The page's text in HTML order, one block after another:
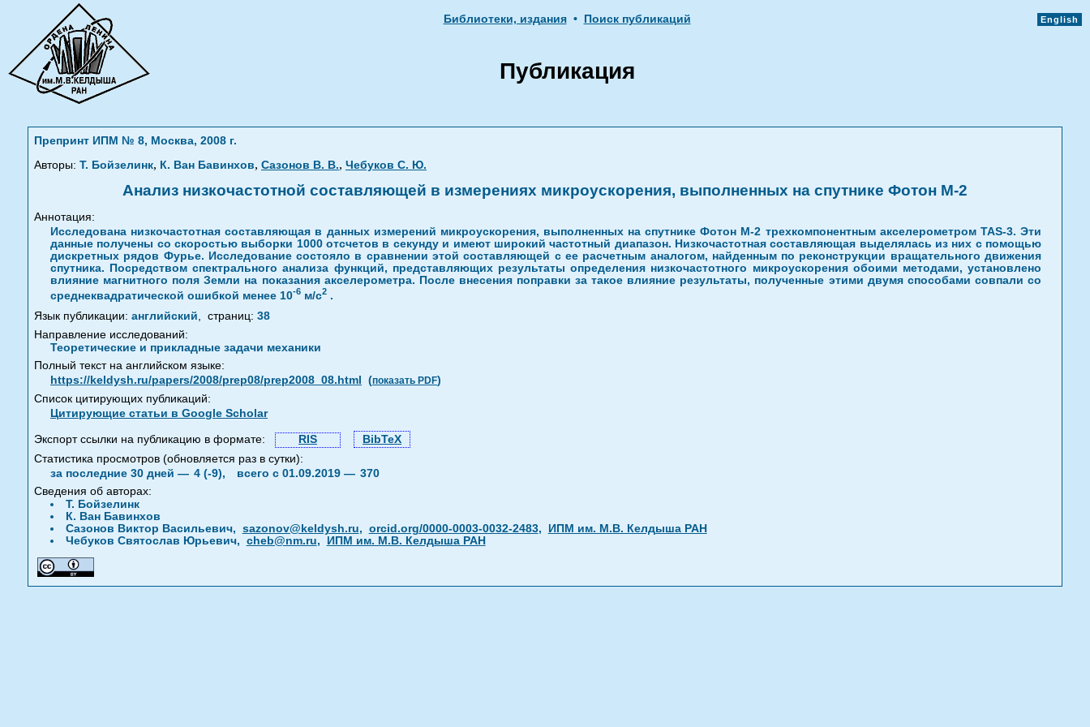
Библиотеки, издания • Поиск публикаций English
Публикация
Препринт ИПМ № 8, Москва, 2008 г.
Авторы: Т. Бойзелинк, К. Ван Бавинхов, Сазонов В. В., Чебуков С. Ю.
Анализ низкочастотной составляющей в измерениях микроускорения, выполненных на спутнике Фотон М-2
Аннотация:
Исследована низкочастотная составляющая в данных измерений микроускорения, выполненных на спутнике Фотон М-2 трехкомпонентным акселерометром TAS-3. Эти
данные получены со скоростью выборки 1000 отсчетов в секунду и имеют широкий частотный диапазон. Низкочастотная составляющая выделялась из них с помощью
дискретных рядов Фурье. Исследование состояло в сравнении этой составляющей с ее расчетным аналогом, найденным по реконструкции вращательного движения
спутника. Посредством спектрального анализа функций, представляющих результаты определения низкочастотного микроускорения обоими методами, установлено
влияние магнитного поля Земли на показания акселерометра. После внесения поправки за такое влияние результаты, полученные этими двумя способами совпали со
среднеквадратической ошибкой менее 10-6 м/с2 .
Язык публикации: английский страниц: 38
Направление исследований:
Теоретические и прикладные задачи механики
Полный текст на английском языке:
https://keldysh.ru/papers/2008/prep08/prep2008_08.html (показать PDF)
Список цитирующих публикаций:
Цитирующие статьи в Google Scholar
Экспорт ссылки на публикацию в формате: RIS
BibTeX
Статистика просмотров (обновляется раз в сутки):
за последние 30 дней — 4 (-9), всего с 01.09.2019 — 370
Сведения об авторах:
Т. Бойзелинк
К. Ван Бавинхов
Сазонов Виктор Васильевич, sazonov@keldysh.ru, orcid.org/0000-0003-0032-2483, ИПМ им. М.В. Келдыша РАН
Чебуков Святослав Юрьевич, cheb@nm.ru, ИПМ им. М.В. Келдыша РАН